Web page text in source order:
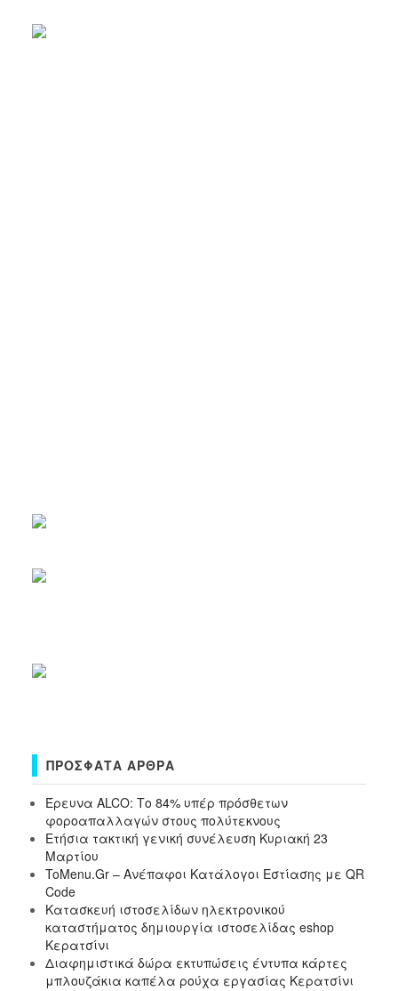
ΠΡΌΣΦΑΤΑ ΆΡΘΡΑ
Έρευνα ALCO: Το 84% υπέρ πρόσθετων
φοροαπαλλαγών στους πολύτεκνους
Ετήσια τακτική γενική συνέλευση Κυριακή 23
Μαρτίου
ToMenu.Gr – Ανέπαφοι Κατάλογοι Εστίασης με QR
Code
Κατασκευή ιστοσελίδων ηλεκτρονικού
καταστήματος δημιουργία ιστοσελίδας eshop
Κερατσίνι
Διαφημιστικά δώρα εκτυπώσεις έντυπα κάρτες
μπλουζάκια καπέλα ρούχα εργασίας Κερατσίνι